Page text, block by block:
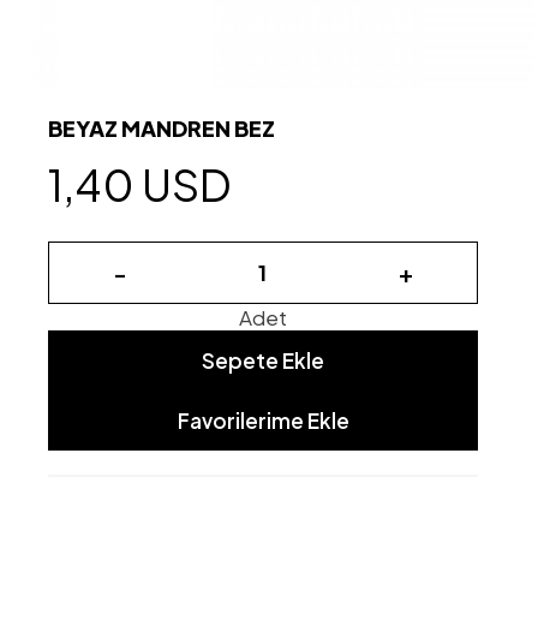
BEYAZ MANDREN BEZ
1,40 USD
- +
Adet
Sepete Ekle
Favorilerime Ekle